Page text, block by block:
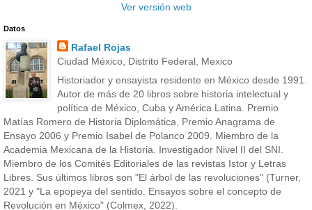
Ver versión web
Datos
Rafael Rojas
Ciudad México, Distrito Federal, Mexico
Historiador y ensayista residente en México desde 1991.
Autor de más de 20 libros sobre historia intelectual y
política de México, Cuba y América Latina. Premio
Matías Romero de Historia Diplomática, Premio Anagrama de
Ensayo 2006 y Premio Isabel de Polanco 2009. Miembro de la
Academia Mexicana de la Historia. Investigador Nivel II del SNI.
Miembro de los Comités Editoriales de las revistas Istor y Letras
Libres. Sus últimos libros son "El árbol de las revoluciones" (Turner,
2021 y "La epopeya del sentido. Ensayos sobre el concepto de
Revolución en México" (Colmex, 2022).